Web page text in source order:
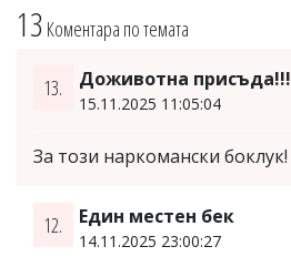
13 Коментара по темата
13. Доживотна присъда!!!
15.11.2025 11:05:04
За този наркомански боклук!
12. Един местен бек
14.11.2025 23:00:27